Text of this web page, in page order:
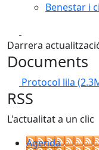
Benestar i
Darrera
Documents
Protocol lila
RSS
L'actualitat a un clic
Agenda